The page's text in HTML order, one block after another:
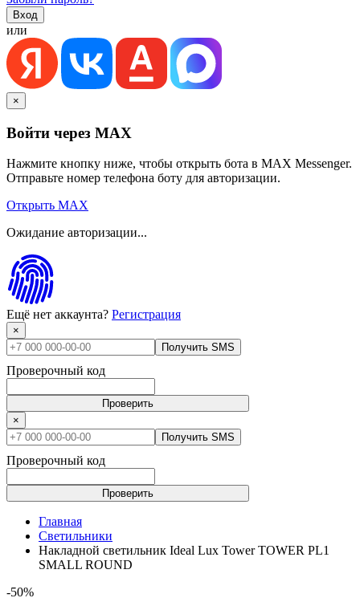
или
×
Войти через MAX
Нажмите кнопку ниже, чтобы открыть бота в MAX Messenger.
Отправьте номер телефона боту для авторизации.
Открыть MAX
Ожидание авторизации...
Ещё нет аккаунта? Регистрация
×
Получить SMS
Проверочный код
Проверить
×
Получить SMS
Проверочный код
Проверить
Главная
Светильники
Накладной светильник Ideal Lux Tower TOWER PL1
SMALL ROUND
-50%